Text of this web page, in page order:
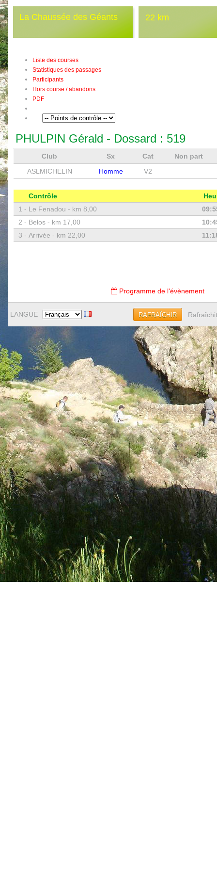
La Chaussée des Géants 22 km
Liste des courses
Statistiques des passages
Participants
Hors course / abandons
PDF
PHULPIN Gérald - Dossard : 519
Club Sx Cat
Non part
ASLMICHELIN
Homme V2
Contrôle
1 - Le Fenadou - km 8,00
2 - Belos - km 17,00
3 - Arrivée - km 22,00
Programme de l'évènement
LANGUE RAFRAÎCHIR